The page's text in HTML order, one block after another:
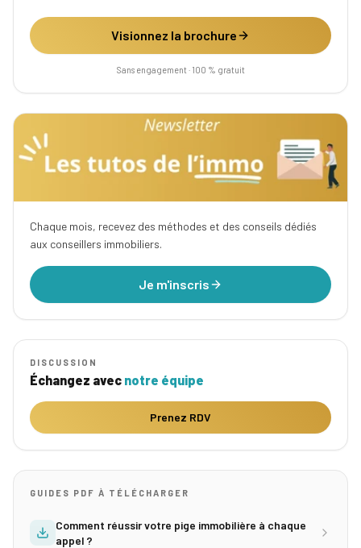
Visionnez la brochure
Sans engagement · 100 % gratuit
Chaque mois, recevez des méthodes et des conseils dédiés
aux conseillers immobiliers.
Je m'inscris
DISCUSSION
Échangez avec notre équipe
Prenez RDV
GUIDES PDF À TÉLÉCHARGER
Comment réussir votre pige immobilière à chaque
appel ?